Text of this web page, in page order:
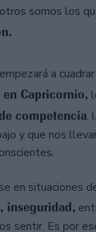
somos los
a cuadrar
Capricornio,
competencia,
y que nos
en situaciones
inseguridad,
sentir. Es por